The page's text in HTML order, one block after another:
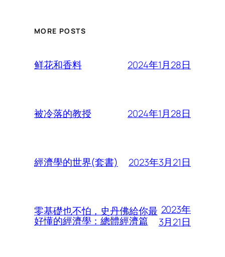
MORE POSTS
鲜花和香料 2024年1月28日
被冷落的教授 2024年1月28日
經濟學的世界(套書) 2023年3月21日
零基礎也不怕，史丹佛給你最
好懂的經濟學：總體經濟篇
2023年
3月21日